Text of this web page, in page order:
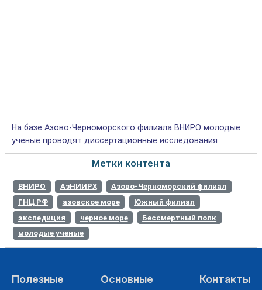
На базе Азово-Черноморского филиала ВНИРО молодые
ученые проводят диссертационные исследования
Метки контента
ВНИРО АзНИИРХ
Азово-Черноморский филиал
ГНЦ РФ
азовское море
Южный филиал
экспедиция
черное море
Бессмертный полк
молодые ученые
Полезные
Основные
Контакты